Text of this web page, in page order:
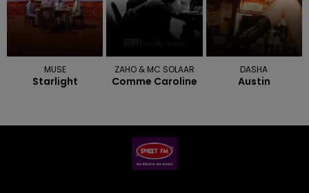
MUSE
Starlight
ZAHO & MC SOLAAR
Comme Caroline
DASHA
Austin